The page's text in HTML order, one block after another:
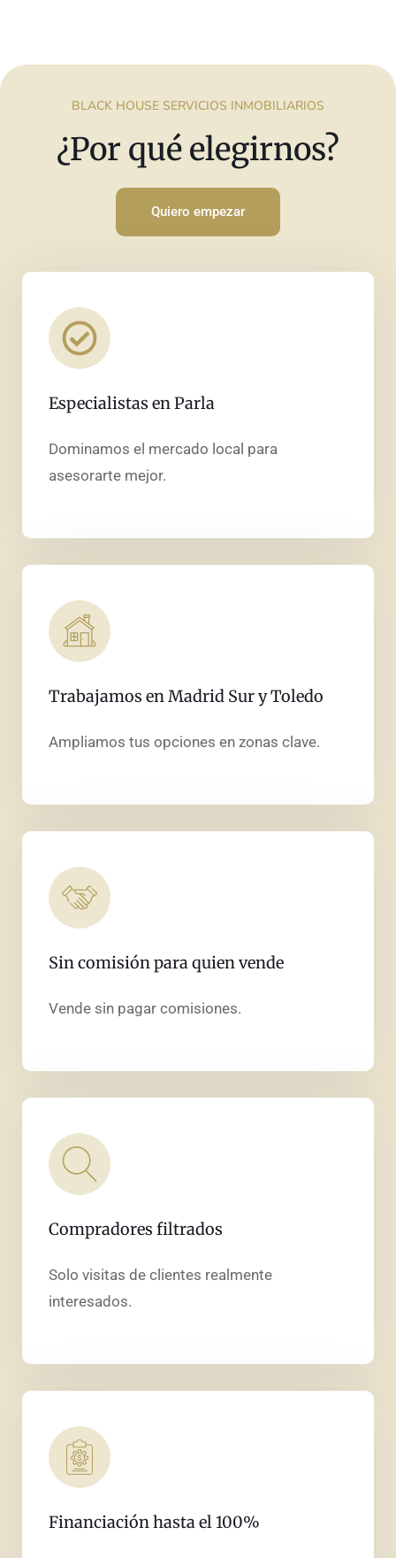
BLACK HOUSE SERVICIOS INMOBILIARIOS
¿Por qué elegirnos?
Quiero empezar
Especialistas en Parla
Dominamos el mercado local para
asesorarte mejor.
Trabajamos en Madrid Sur y Toledo
Ampliamos tus opciones en zonas clave.
Sin comisión para quien vende
Vende sin pagar comisiones.
Compradores filtrados
Solo visitas de clientes realmente
interesados.
Financiación hasta el 100%